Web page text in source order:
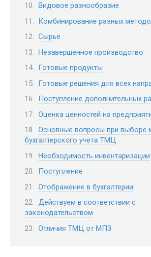
Видовое разнообразие
Комбинирование разных
Сырье
Незавершенное производство
Готовые продукты
Готовые решения для всех
Поступление дополнительных
Оценка ценностей на
Основные вопросы при выборе
бухгалтерского учета ТМЦ
Необходимость инвентаризации
Поступление
Отображение в бухгалтерии
Действуем в соответствии с
законодательством
Отличия ТМЦ от МПЗ